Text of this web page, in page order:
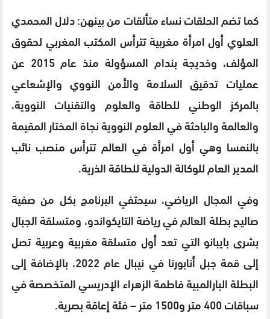
كما تضم الحلقات نساء متألقات من بينهن: دلال المحمدي
العلوي أول امرأة مغربية تترأس المكتب المغربي لحقوق
المؤلف، وخديجة بندام المسؤولة منذ عام 2015 عن
عمليات تدقيق السلامة والأمن النووي والإشعاعي
بالمركز الوطني للطاقة والعلوم والتقنيات النووية،
والعالمة والباحثة في العلوم النووية نجاة المختار المقيمة
بالنمسا وهي أول امرأة في العالم تترأس منصب نائب
المدير العام للوكالة الدولية للطاقة الذرية.
وفي المجال الرياضي، سيحتفي البرنامج بكل من صفية
صاليح بطلة العالم في رياضة التايكواندو، ومتسلقة الجبال
بشرى بايبانو التي تعد أول متسلقة مغربية وعربية تصل
إلى قمة جبل أنابورنا في نيبال عام 2022، بالإضافة إلى
البطلة البارالمبية فاطمة الزهراء الإدريسي المتخصصة في
سباقات 400 متر و1500 متر – فئة إعاقة بصرية.